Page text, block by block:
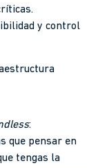
y control
:
que pensar en
tengas la